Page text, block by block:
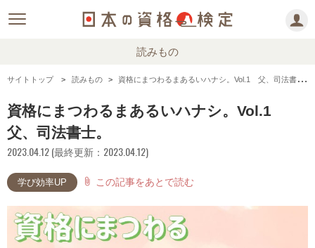
読みもの
サイトトップ 読みもの 資格にまつわるまあるいハナシ。Vol.1 父、司法書士。
資格にまつわるまあるいハナシ。Vol.1
父、司法書士。
2023.04.12 (最終更新：2023.04.12)
学び効率UP attach_file この記事をあとで読む